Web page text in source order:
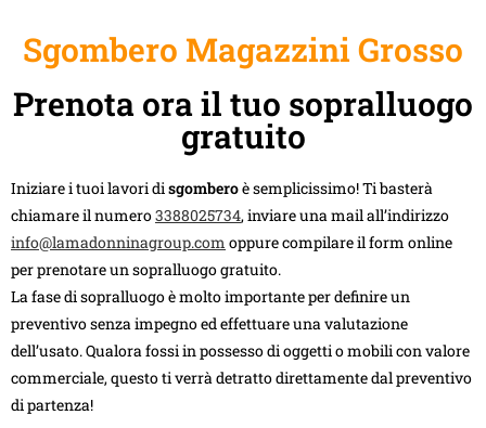
Sgombero Magazzini Grosso
Prenota ora il tuo sopralluogo
gratuito
Iniziare i tuoi lavori di sgomberoè semplicissimo! Ti basterà
chiamare il numero3388025734, inviare una mail all’indirizzo
info@lamadonninagroup.com oppure compilare il form online
per prenotare un sopralluogo gratuito.
La fase di sopralluogo è molto importante per definire un
preventivo senza impegno ed effettuare una valutazione
dell’usato. Qualora fossi in possesso di oggetti o mobili con valore
commerciale, questo ti verrà detratto direttamente dal preventivo
di partenza!